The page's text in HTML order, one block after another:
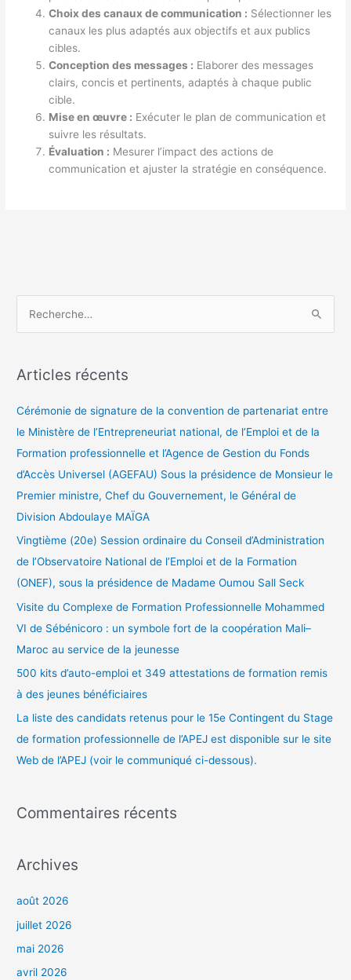
Choix des canaux de communication : Sélectionner les
canaux les plus adaptés aux objectifs et aux publics
cibles.
Conception des messages : Elaborer des messages
clairs, concis et pertinents, adaptés à chaque public
cible.
Mise en œuvre : Exécuter le plan de communication et
suivre les résultats.
Évaluation : Mesurer l’impact des actions de
communication et ajuster la stratégie en conséquence.
h
Articles récents
Cérémonie de signature de la convention de partenariat entre
le Ministère de l’Entrepreneuriat national, de l’Emploi et de la
Formation professionnelle et l’Agence de Gestion du Fonds
d’Accès Universel (AGEFAU) Sous la présidence de Monsieur le
Premier ministre, Chef du Gouvernement, le Général de
Division Abdoulaye MAÏGA
Vingtième (20e) Session ordinaire du Conseil d’Administration
de l’Observatoire National de l’Emploi et de la Formation
(ONEF), sous la présidence de Madame Oumou Sall Seck
Visite du Complexe de Formation Professionnelle Mohammed
VI de Sébénicoro : un symbole fort de la coopération Mali–
Maroc au service de la jeunesse
500 kits d’auto-emploi et 349 attestations de formation remis
à des jeunes bénéficiaires
La liste des candidats retenus pour le 15e Contingent du Stage
de formation professionnelle de l’APEJ est disponible sur le site
Web de l’APEJ (voir le communiqué ci-dessous).
Commentaires récents
Archives
août 2026
juillet 2026
mai 2026
avril 2026